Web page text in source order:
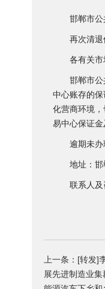
邯郸市公
再次清退
各有关市
邯郸市公共
中心账存的
化营商环境
易中心保证
逾期未办理
地址：邯郸
联系人及
上一条：[转发]
展先进制造业